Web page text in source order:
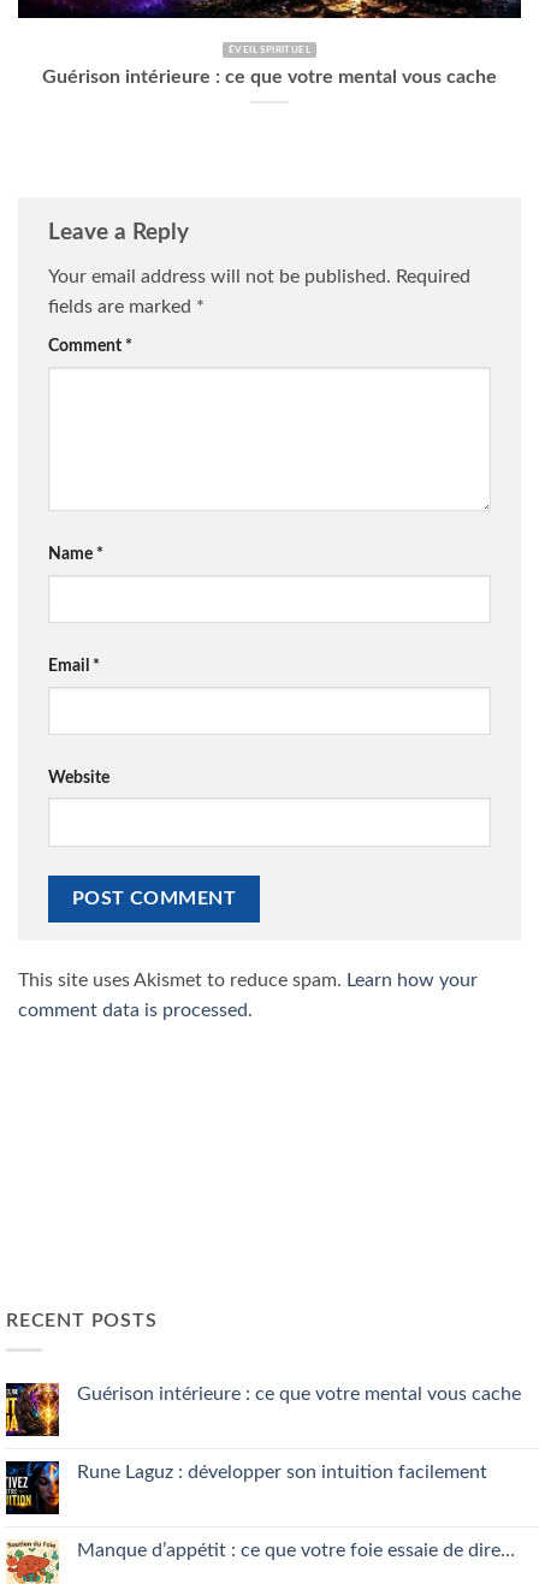
ÉVEIL SPIRITUEL
Guérison intérieure : ce que votre mental vous cache
Leave a Reply
Your email address will not be published. Required
fields are marked *
Comment *
Name *
Email *
Website
This site uses Akismet to reduce spam. Learn how your
comment data is processed.
RECENT POSTS
Guérison intérieure : ce que votre mental vous cache
Guérison
intérieure
votre
mental
Rune Laguz : développer son intuition facilement
Rune
Laguz
Manque d’appétit : ce que votre foie essaie de dire…